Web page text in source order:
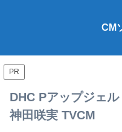
CM
PR
DHC Pアップジェ
神田咲実 TVCM